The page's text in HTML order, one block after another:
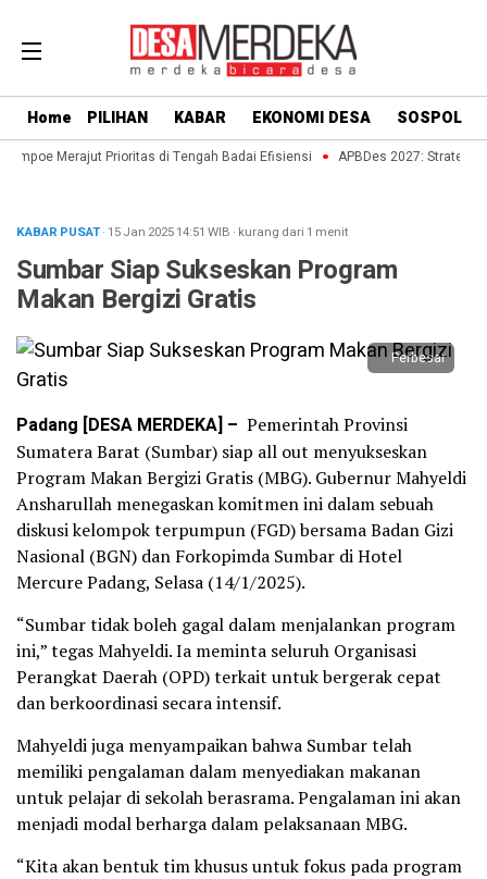
Home PILIHAN KABAR EKONOMI DESA SOSPOL
Merajut Prioritas di Tengah Badai Efisiensi APBDes 2027: Strategi
KABAR PUSAT· 15 Jan 202514:51 WIB · kurang dari 1 menit
Sumbar Siap Sukseskan Program
Makan Bergizi Gratis
Perbesar
Padang [DESA MERDEKA] – Pemerintah Provinsi
Sumatera Barat (Sumbar) siap all out menyukseskan
Program Makan Bergizi Gratis (MBG). Gubernur Mahyeldi
Ansharullah menegaskan komitmen ini dalam sebuah
diskusi kelompok terpumpun (FGD) bersama Badan Gizi
Nasional (BGN) dan Forkopimda Sumbar di Hotel
Mercure Padang, Selasa (14/1/2025).
“Sumbar tidak boleh gagal dalam menjalankan program
ini,” tegas Mahyeldi. Ia meminta seluruh Organisasi
Perangkat Daerah (OPD) terkait untuk bergerak cepat
dan berkoordinasi secara intensif.
Mahyeldi juga menyampaikan bahwa Sumbar telah
memiliki pengalaman dalam menyediakan makanan
untuk pelajar di sekolah berasrama. Pengalaman ini akan
menjadi modal berharga dalam pelaksanaan MBG.
“Kita akan bentuk tim khusus untuk fokus pada program